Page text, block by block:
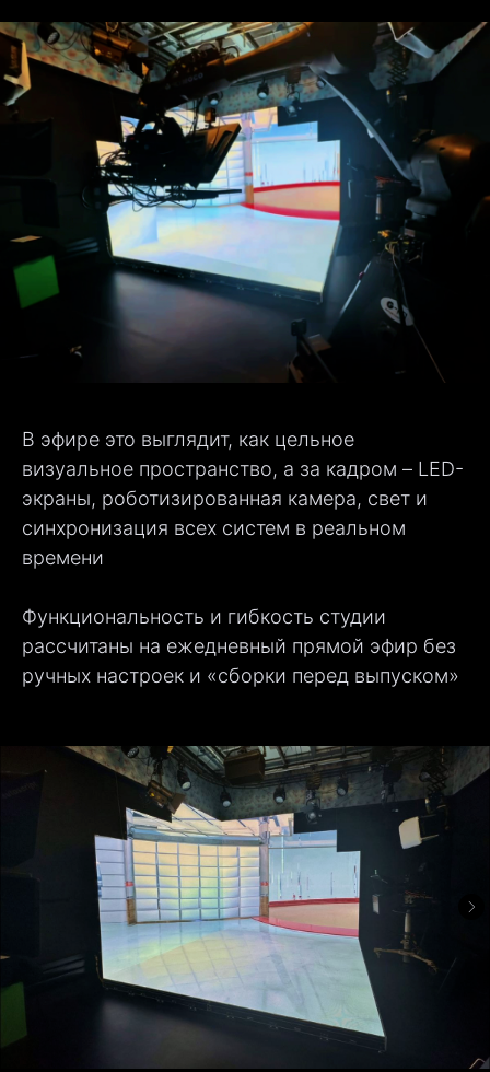
В эфире это выглядит, как цельное
визуальное пространство, а за кадром – LED-
экраны, роботизированная камера, свет и
синхронизация всех систем в реальном
времени
Функциональность и гибкость студии
рассчитаны на ежедневный прямой эфир без
ручных настроек и «сборки перед выпуском»